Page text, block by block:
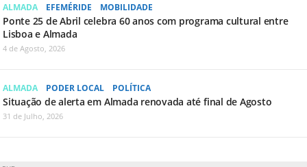
ALMADA EFEMÉRIDE MOBILIDADE
Ponte 25 de Abril celebra 60 anos com programa cultural entre
Lisboa e Almada
4 de Agosto, 2026
ALMADA PODER LOCAL POLÍTICA
Situação de alerta em Almada renovada até final de Agosto
31 de Julho, 2026